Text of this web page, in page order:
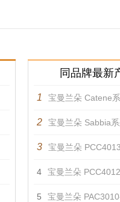
同品牌最新
1 宝曼兰朵 Catene
2 宝曼兰朵 Sabbia
3 宝曼兰朵
4 宝曼兰朵
5 宝曼兰朵 PAC3010-